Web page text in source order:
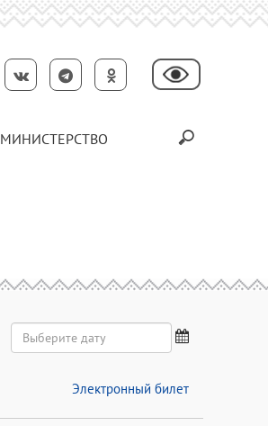
МИНИСТЕРСТВО
Электронный билет